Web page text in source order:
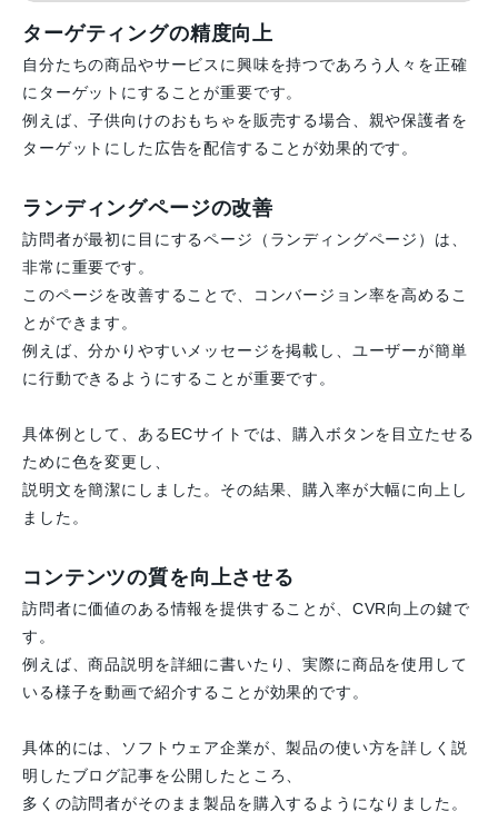
ターゲティングの精度向上
自分たちの商品やサービスに興味を持つであろう人々を正確
にターゲットにすることが重要です。
例えば、子供向けのおもちゃを販売する場合、親や保護者を
ターゲットにした広告を配信することが効果的です。
ランディングページの改善
訪問者が最初に目にするページ（ランディングページ）は、
非常に重要です。
このページを改善することで、コンバージョン率を高めるこ
とができます。
例えば、分かりやすいメッセージを掲載し、ユーザーが簡単
に行動できるようにすることが重要です。
具体例として、あるECサイトでは、購入ボタンを目立たせる
ために色を変更し、
説明文を簡潔にしました。その結果、購入率が大幅に向上し
ました。
コンテンツの質を向上させる
訪問者に価値のある情報を提供することが、CVR向上の鍵で
す。
例えば、商品説明を詳細に書いたり、実際に商品を使用して
いる様子を動画で紹介することが効果的です。
具体的には、ソフトウェア企業が、製品の使い方を詳しく説
明したブログ記事を公開したところ、
多くの訪問者がそのまま製品を購入するようになりました。